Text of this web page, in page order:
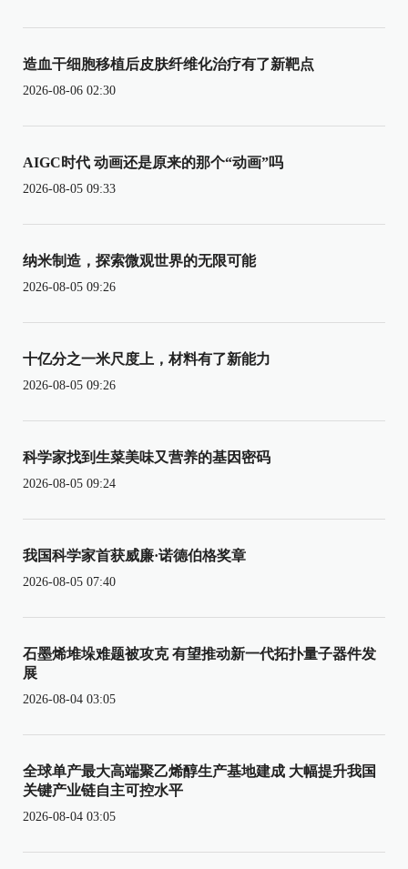
造血干细胞移植后皮肤纤维化治疗有了新靶点
2026-08-06 02:30
AIGC时代 动画还是原来的那个“动画”吗
2026-08-05 09:33
纳米制造，探索微观世界的无限可能
2026-08-05 09:26
十亿分之一米尺度上，材料有了新能力
2026-08-05 09:26
科学家找到生菜美味又营养的基因密码
2026-08-05 09:24
我国科学家首获威廉·诺德伯格奖章
2026-08-05 07:40
石墨烯堆垛难题被攻克 有望推动新一代拓扑量子器件发
展
2026-08-04 03:05
全球单产最大高端聚乙烯醇生产基地建成 大幅提升我国
关键产业链自主可控水平
2026-08-04 03:05